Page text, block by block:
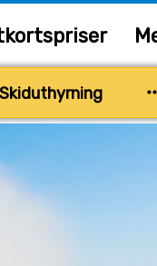
Skiduthyrning